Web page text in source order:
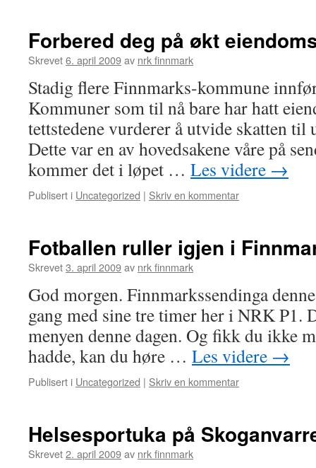
Forbered deg på økt
Skrevet6. april 2009av nrk finnmark
Stadig flere Finnmarks-kommune
Kommuner som til nå bare har hatt
tettstedene vurderer å utvide skatten til
Dette var en av hovedsakene våre på
kommer det i løpet … Les videre →
Publisert i Uncategorized | Skriv en kommentar
Fotballen ruller igjen i
Skrevet3. april 2009av nrk finnmark
God morgen. Finnmarkssendinga
gang med sine tre timer her i NRK P1.
menyen denne dagen. Og fikk du ikke
hadde, kan du høre … Les videre →
Publisert i Uncategorized | Skriv en kommentar
Helsesportuka på
Skrevet2. april 2009av nrk finnmark